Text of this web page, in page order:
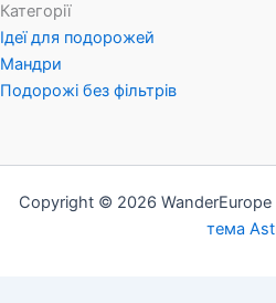
Категорії
Ідеї для подорожей
Мандри
Подорожі без фільтрів
Copyright © 2026 WanderEurope
тема